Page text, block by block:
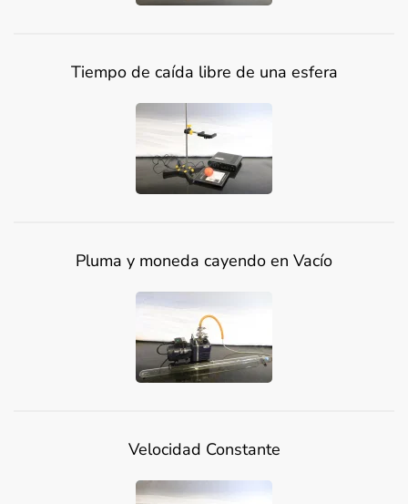
Tiempo de caída libre de una esfera
Pluma y moneda cayendo en Vacío
Velocidad Constante